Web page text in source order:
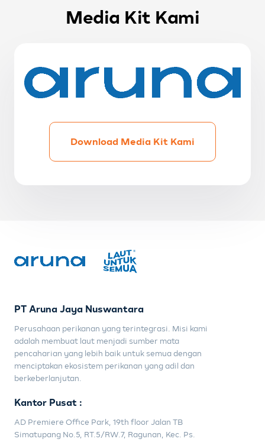
Media Kit Kami
Download Media Kit Kami
PT Aruna Jaya Nuswantara
Perusahaan perikanan yang terintegrasi. Misi kami
adalah membuat laut menjadi sumber mata
pencaharian yang lebih baik untuk semua dengan
menciptakan ekosistem perikanan yang adil dan
berkeberlanjutan.
Kantor Pusat :
AD Premiere Office Park, 19th floor Jalan TB
Simatupang No.5, RT.5/RW.7, Ragunan, Kec. Ps.